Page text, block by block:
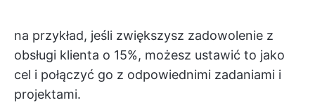
na przykład, jeśli zwiększysz zadowolenie z
obsługi klienta o 15%, możesz ustawić to jako
cel i połączyć go z odpowiednimi zadaniami i
projektami.